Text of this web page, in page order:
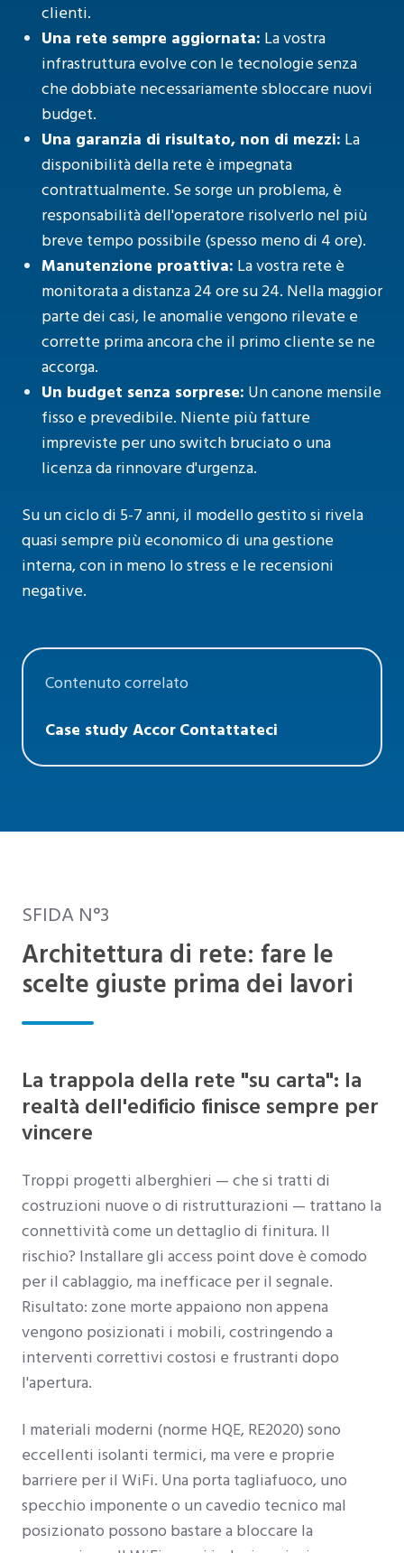
clienti.
Una rete sempre aggiornata: La vostra
infrastruttura evolve con le tecnologie senza
che dobbiate necessariamente sbloccare nuovi
budget.
Una garanzia di risultato, non di mezzi: La
disponibilità della rete è impegnata
contrattualmente. Se sorge un problema, è
responsabilità dell'operatore risolverlo nel più
breve tempo possibile (spesso meno di 4 ore).
Manutenzione proattiva: La vostra rete è
monitorata a distanza 24 ore su 24. Nella maggior
parte dei casi, le anomalie vengono rilevate e
corrette prima ancora che il primo cliente se ne
accorga.
Un budget senza sorprese: Un canone mensile
fisso e prevedibile. Niente più fatture
impreviste per uno switch bruciato o una
licenza da rinnovare d'urgenza.
Su un ciclo di 5-7 anni, il modello gestito si rivela
quasi sempre più economico di una gestione
interna, con in meno lo stress e le recensioni
negative.
Contenuto correlato
Case study Accor Contattateci
SFIDA N°3
Architettura di rete: fare le
scelte giuste prima dei lavori
La trappola della rete "su carta": la
realtà dell'edificio finisce sempre per
vincere
Troppi progetti alberghieri — che si tratti di
costruzioni nuove o di ristrutturazioni — trattano la
connettività come un dettaglio di finitura. Il
rischio? Installare gli access point dove è comodo
per il cablaggio, ma inefficace per il segnale.
Risultato: zone morte appaiono non appena
vengono posizionati i mobili, costringendo a
interventi correttivi costosi e frustranti dopo
l'apertura.
I materiali moderni (norme HQE, RE2020) sono
eccellenti isolanti termici, ma vere e proprie
barriere per il WiFi. Una porta tagliafuoco, uno
specchio imponente o un cavedio tecnico mal
posizionato possono bastare a bloccare la